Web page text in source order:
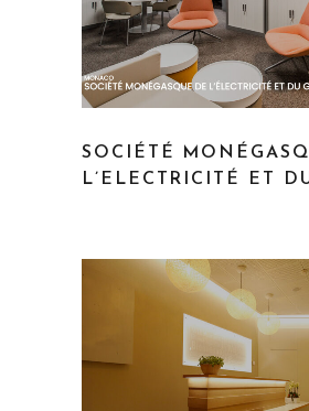
SOCIÉTÉ
L’ELECTRICITÉ ET